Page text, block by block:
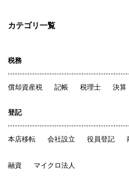
カテゴリ一覧
税務
償却資産税 記帳 税理士 決算
登記
本店移転 会社設立 役員登記
融資 マイクロ法人